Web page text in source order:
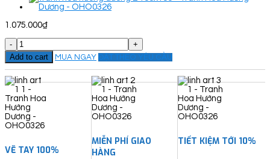
1.075.000₫
Tranh
Hoa
Hướng
Dương
-
OHO0326
quantity
Add to cart MUA NGAY ĐẶT THEO YÊU CẦU
VẼ TAY 100%
MIỄN PHÍ GIAO
HÀNG
TIẾT KIỆM TỚI 10%